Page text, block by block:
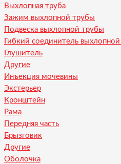
Выхлопная труба
Зажим выхлопной трубы
Подвеска выхлопной трубы
Гибкий соединитель
Глушитель
Другие
Инъекция мочевины
Экстерьер
Кронштейн
Рама
Передняя часть
Брызговик
Другие
Оболочка